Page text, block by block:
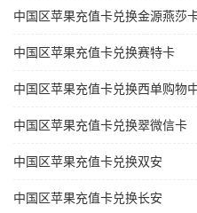
中国区苹果充值卡兑换金源燕莎
中国区苹果充值卡兑换赛特卡
中国区苹果充值卡兑换西单购物
中国区苹果充值卡兑换翠微信卡
中国区苹果充值卡兑换双安
中国区苹果充值卡兑换长安